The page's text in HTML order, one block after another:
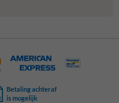
Betaling achteraf
is mogelijk